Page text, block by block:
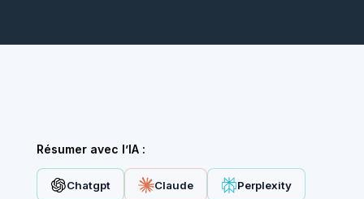
Résumer avec l’IA :
Chatgpt Claude Perplexity